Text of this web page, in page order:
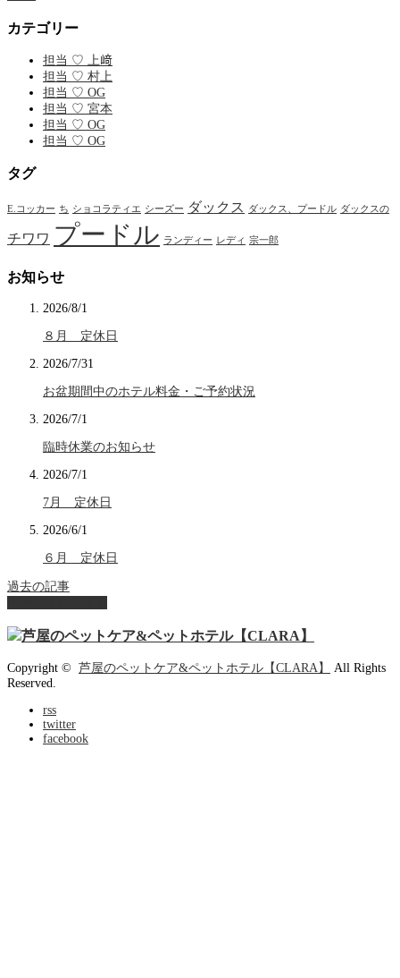
カテゴリー
担当 ♡ 上﨑
担当 ♡ 村上
担当 ♡ OG
担当 ♡ 宮本
担当 ♡ OG
担当 ♡ OG
タグ
E.コッカー ち ショコラティエ シーズー ダックス ダックス、プードル ダックスの
チワワ プードル ランディー レディ 宗一郎
お知らせ
2026/8/1
８月 定休日
2026/7/31
お盆期間中のホテル料金・ご予約状況
2026/7/1
臨時休業のお知らせ
2026/7/1
7月 定休日
2026/6/1
６月 定休日
過去の記事
Copyright © 芦屋のペットケア&ペットホテル【CLARA】
All Rights
Reserved.
rss
twitter
facebook